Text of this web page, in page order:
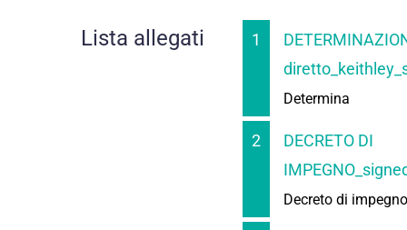
Lista allegati 1
Determina
2
DECRETO DI
Decreto di impegno